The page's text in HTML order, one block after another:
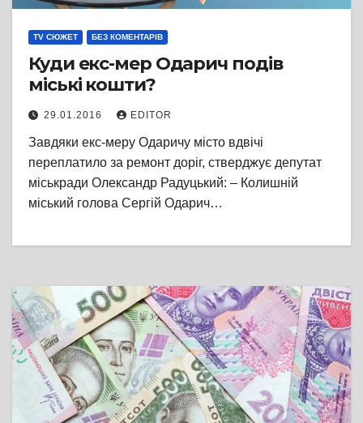
TV СЮЖЕТ БЕЗ КОМЕНТАРІВ
Куди екс-мер Одарич подів
міські кошти?
29.01.2016 EDITOR
Завдяки екс-меру Одаричу місто вдвічі
переплатило за ремонт доріг, стверджує депутат
міськради Олександр Радуцький: – Колишній
міський голова Сергій Одарич…